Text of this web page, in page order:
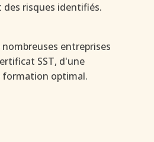
risques identifiés.
entreprises
SST, d'une
formation optimal.